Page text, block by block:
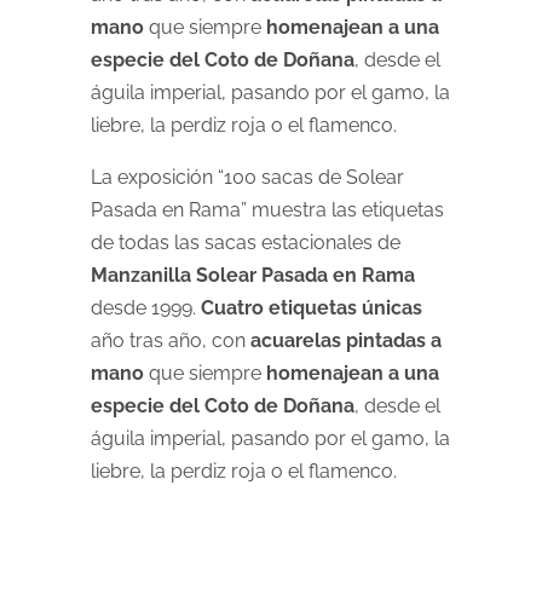
manoque siempre homenajean a una
especie del Coto de Doñana, desde el
águila imperial, pasando por el gamo, la
liebre, la perdiz roja o el flamenco.
La exposición “100 sacas de Solear
Pasada en Rama” muestra las etiquetas
de todas las sacas estacionales de
Manzanilla Solear Pasada en Rama
desde 1999. Cuatro etiquetas únicas
año tras año, con acuarelas pintadas a
manoque siempre homenajean a una
especie del Coto de Doñana, desde el
águila imperial, pasando por el gamo, la
liebre, la perdiz roja o el flamenco.